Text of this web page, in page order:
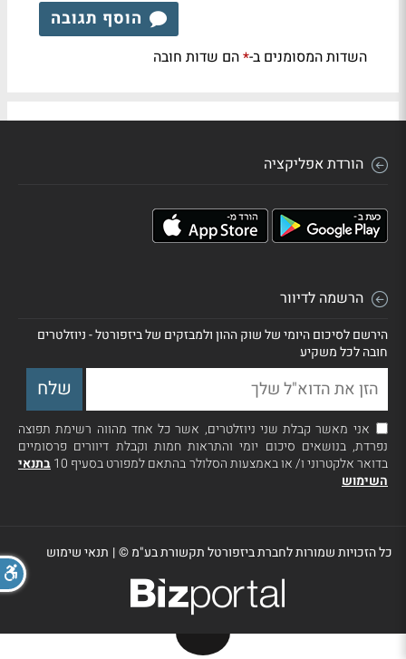
הוסף תגובה
השדות המסומנים ב-*הם שדות חובה
הורדת אפליקציה
הרשמה לדיוור
הירשם לסיכום היומי של שוק ההון ולמבזקים של ביזפורטל - ניוזלטרים
חובה לכל משקיע
אני מאשר קבלת שני ניוזלטרים, אשר כל אחד מהווה רשימת תפוצה
נפרדת, בנושאים סיכום יומי והתראות חמות וקבלת דיוורים פרסומיים
בדואר אלקטרוני ו/ או באמצעות הסלולר בהתאם למפורט בסעיף 10
בתנאי
השימוש
כל הזכויות שמורות לחברת ביזפורטל תקשורת בע"מ ©| תנאי שימוש